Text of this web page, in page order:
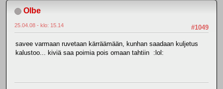
Olbe
#1049
25.04.08 - klo: 15.14
savee varmaan ruvetaan kärräämään, kunhan saadaan kuljetus
kalustoo... kiviä saa poimia pois omaan tahtiin :lol: